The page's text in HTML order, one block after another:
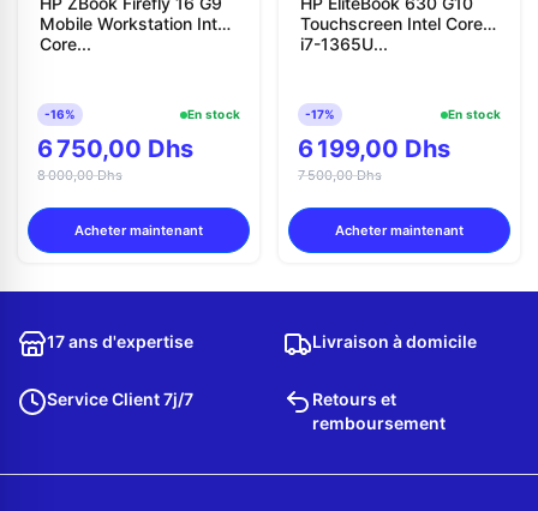
Mobile Workstation Intel
Core...
-16% En stock
6 750,00 Dhs
8 000,00 Dhs
Acheter maintenant
Touchscreen Intel Core
i7-1365U...
-17% En stock
6 199,00 Dhs
7 500,00 Dhs
Acheter maintenant
17 ans d'expertise Livraison à domicile
Service Client 7j/7
Retours et
remboursement